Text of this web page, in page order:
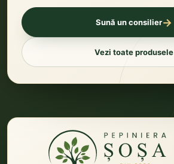
Sună un consilier→
Vezi toate produsele